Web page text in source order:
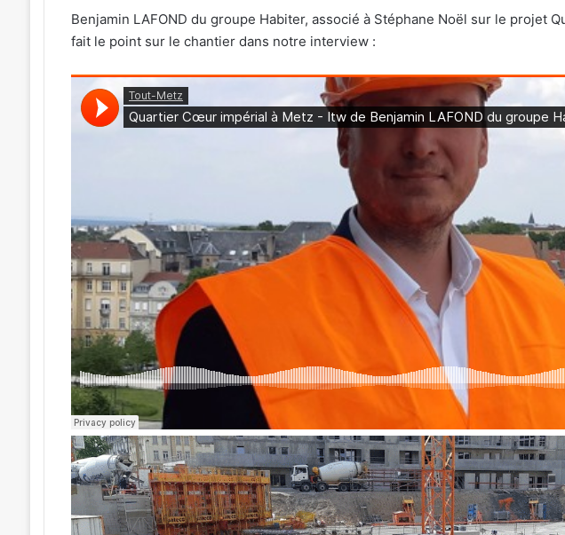
Benjamin LAFOND du groupe Habiter, associé à Stéphane Noël sur le projet
fait le point sur le chantier dans notre interview :